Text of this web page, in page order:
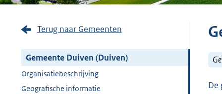
Terug naar Gemeenten
Gemeente Duiven (Duiven)
Organisatiebeschrijving
Geografische informatie
De